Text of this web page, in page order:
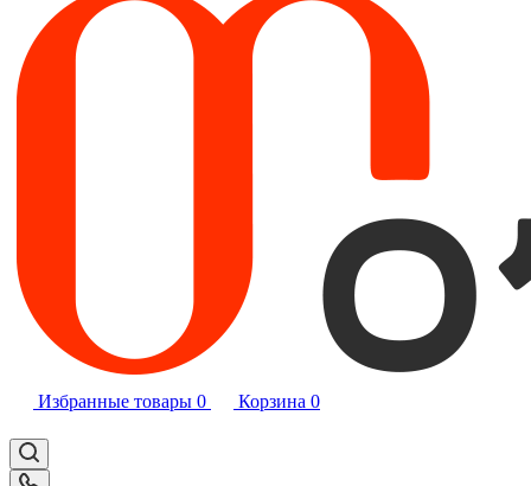
Избранные товары 0 Корзина 0